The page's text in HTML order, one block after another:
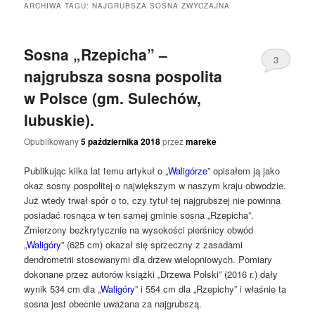
ARCHIWA TAGU:NAJGRUBSZA SOSNA ZWYCZAJNA
Sosna „Rzepicha” –
najgrubsza sosna pospolita
w Polsce (gm. Sulechów,
lubuskie).
Opublikowany5 października 2018przezmareke
3
Publikując kilka lat temu artykuł o „Waligórze” opisałem ją jako
okaz sosny pospolitej o największym w naszym kraju obwodzie.
Już wtedy trwał spór o to, czy tytuł tej najgrubszej nie powinna
posiadać rosnąca w ten samej gminie sosna „Rzepicha”.
Zmierzony bezkrytycznie na wysokości pierśnicy obwód
„Waligóry” (625 cm) okazał się sprzeczny z zasadami
dendrometrii stosowanymi dla drzew wielopniowych. Pomiary
dokonane przez autorów książki „Drzewa Polski” (2016 r.) dały
wynik 534 cm dla „Waligóry” i 554 cm dla „Rzepichy” i właśnie ta
sosna jest obecnie uważana za najgrubszą.